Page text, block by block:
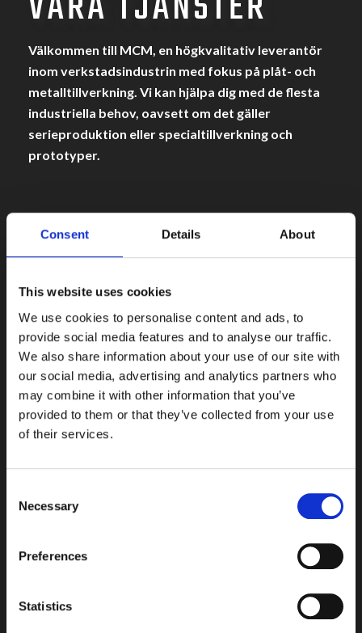
Consent Details About
This website uses cookies
We use cookies to personalise content and ads, to
provide social media features and to analyse our traffic.
We also share information about your use of our site with
our social media, advertising and analytics partners who
may combine it with other information that you’ve
provided to them or that they’ve collected from your use
of their services.
Selection
Necessary
Preferences
Statistics
Välkommen till MCM, en högkvalitativ leverantör
inom verkstadsindustrin med fokus på plåt- och
metalltillverkning. Vi kan hjälpa dig med de flesta
industriella behov, oavsett om det gäller
serieproduktion eller specialtillverkning och
prototyper.
produktionsprocessen – från idé till färdig produkt,
med fokus på svensk kvalitet och precision. Vår
för att garantera effektivitet och högsta
kvalitetsstandard.
Vi arbetar med tjänster som skärning, svetsning,
montering och efterbearbetning för
fordonskomponenter, telekommunikationsmaster,
solpaneler med mera. Vi förstår vikten av
anpassningsförmåga i dagens snabbt föränderliga
hantera både storskaliga och småskaliga projekt med
kombinera traditionell hantverksskicklighet med
partner inom plåt- och metalltillverkning för industrin.
Läs mer om våra olika